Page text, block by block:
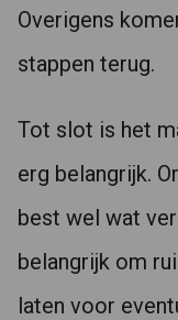
Overigens
stappen terug.
Tot slot is het
erg belangrijk.
best wel wat
belangrijk om
laten voor